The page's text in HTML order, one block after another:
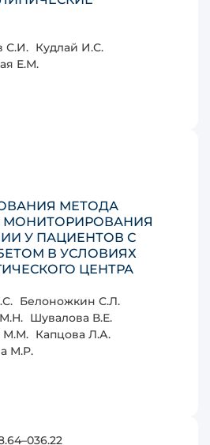
С.И. Кудлай И.С.
Е.М.
МЕТОДА
МОНИТОРИРОВАНИЯ
У ПАЦИЕНТОВ С
В УСЛОВИЯХ
ЦЕНТРА
Белоножкин С.Л.
Шувалова В.Е.
М.М. Капцова Л.А.
М.Р.